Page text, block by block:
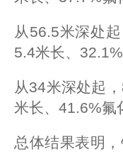
从56.5米深处
5.4米长、
从34米深处起
米长、41.6%氟
总体结果表明